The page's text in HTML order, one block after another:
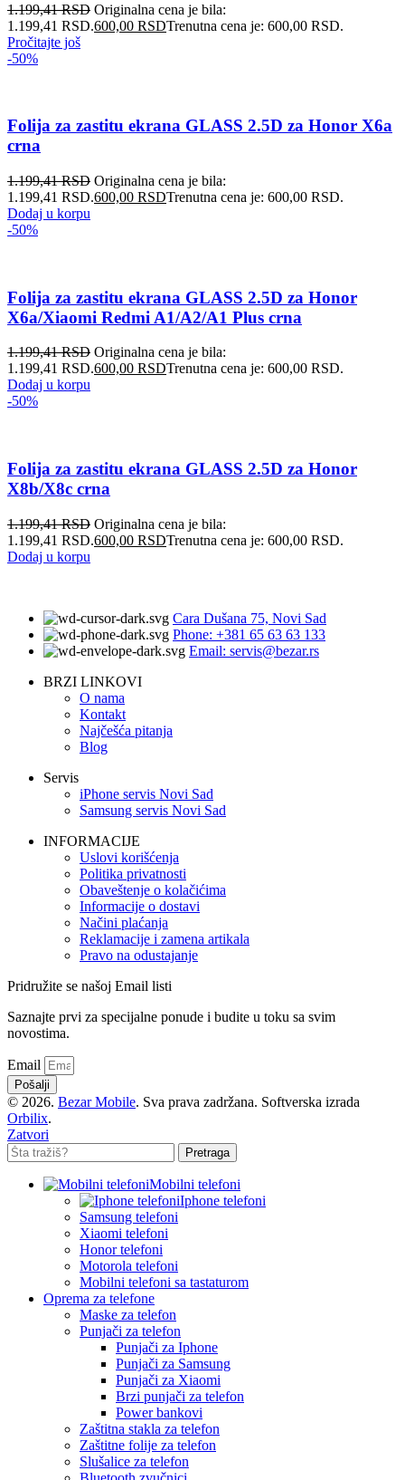
1.199,41RSD Originalna cena je bila:
1.199,41 RSD.600,00 RSDTrenutna cena je: 600,00 RSD.
Pročitajte još
-50%
Folija za zastitu ekrana GLASS 2.5D za Honor X6a
crna
1.199,41RSD Originalna cena je bila:
1.199,41 RSD.600,00 RSDTrenutna cena je: 600,00 RSD.
Dodaj u korpu
-50%
Folija za zastitu ekrana GLASS 2.5D za Honor
X6a/Xiaomi Redmi A1/A2/A1 Plus crna
1.199,41RSD Originalna cena je bila:
1.199,41 RSD.600,00 RSDTrenutna cena je: 600,00 RSD.
Dodaj u korpu
-50%
Folija za zastitu ekrana GLASS 2.5D za Honor
X8b/X8c crna
1.199,41RSD Originalna cena je bila:
1.199,41 RSD.600,00 RSDTrenutna cena je: 600,00 RSD.
Dodaj u korpu
Cara Dušana 75, Novi Sad
Phone: +381 65 63 63 133
Email: servis@bezar.rs
BRZI LINKOVI
O nama
Kontakt
Najčešća pitanja
Blog
Servis
iPhone servis Novi Sad
Samsung servis Novi Sad
INFORMACIJE
Uslovi korišćenja
Politika privatnosti
Obaveštenje o kolačićima
Informacije o dostavi
Načini plaćanja
Reklamacije i zamena artikala
Pravo na odustajanje
Pridružite se našoj Email listi
Saznajte prvi za specijalne ponude i budite u toku sa svim
novostima.
Email
Pošalji
© 2026. Bezar Mobile. Sva prava zadržana. Softverska izrada
Orbilix.
Zatvori
Pretraga
Mobilni telefoni
Iphone telefoni
Samsung telefoni
Xiaomi telefoni
Honor telefoni
Motorola telefoni
Mobilni telefoni sa tastaturom
Oprema za telefone
Maske za telefon
Punjači za telefon
Punjači za Iphone
Punjači za Samsung
Punjači za Xiaomi
Brzi punjači za telefon
Power bankovi
Zaštitna stakla za telefon
Zaštitne folije za telefon
Slušalice za telefon